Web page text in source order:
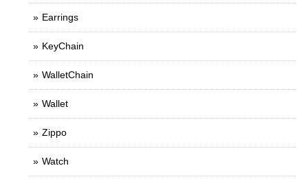
Earrings
KeyChain
WalletChain
Wallet
Zippo
Watch